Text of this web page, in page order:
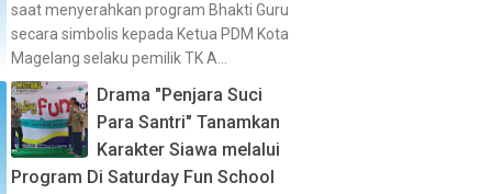
saat menyerahkan program Bhakti Guru
secara simbolis kepada Ketua PDM Kota
Magelang selaku pemilik TK A...
Drama "Penjara Suci
Para Santri" Tanamkan
Karakter Siawa melalui
Program Di Saturday Fun School